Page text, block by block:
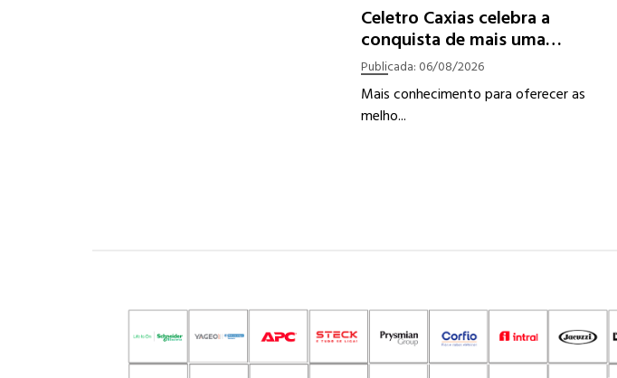
Celetro Caxias celebra a
conquista de mais uma
certificação técnica da
equipe
Publicada: 06/08/2026
Mais conhecimento para oferecer as
melho...